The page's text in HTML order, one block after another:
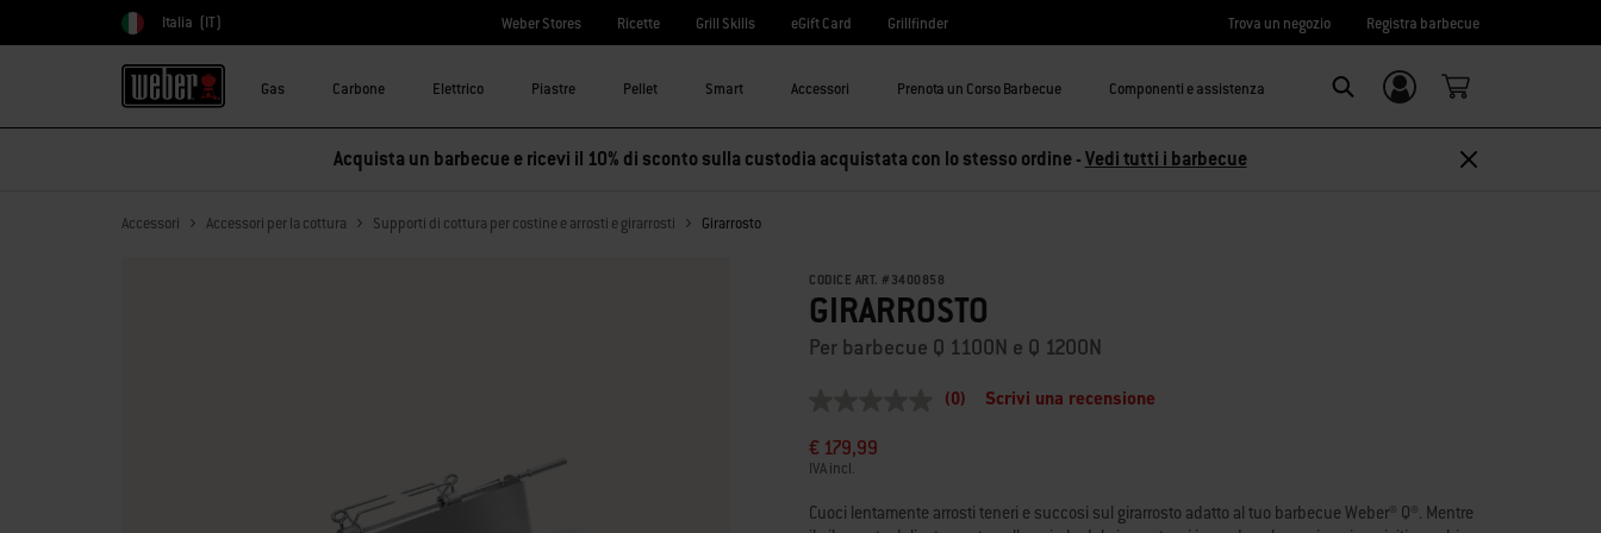
Scegli paese
Italia (IT) Weber Stores Ricette Grill Skills eGift Card Grillfinder Trova un negozio Registra barbecue
Gas Carbone Elettrico Piastre Pellet Smart Accessori Prenota un Corso Barbecue Componenti e assistenza
Accedi/
Registrati
Acquista un barbecue e ricevi il 10% di sconto sulla custodia acquistata con lo stesso ordine -Vedi tutti i barbecue
Accessori Accessori per la cottura Supporti di cottura per costine e arrosti e girarrosti Girarrosto
CODICE ART. # 3400858
GIRARROSTO
Per barbecue Q 1100N e Q 1200N
Stesso
link
pagina.
(0) Scrivi una recensione
€ 179,99
IVA incl.
Cuoci lentamente arrosti teneri e succosi sul girarrosto adatto al tuo barbecue Weber® Q®. Mentre